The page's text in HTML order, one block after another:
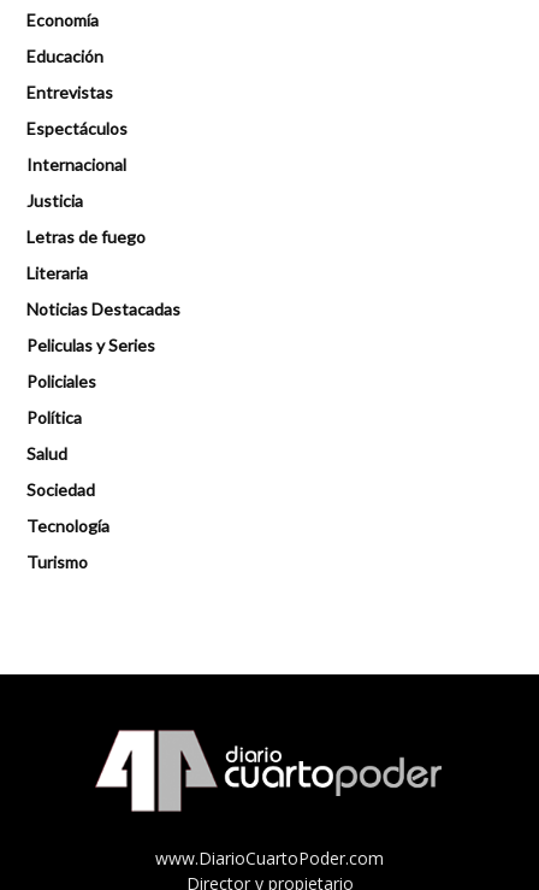
Economía
Educación
Entrevistas
Espectáculos
Internacional
Justicia
Letras de fuego
Literaria
Noticias Destacadas
Peliculas y Series
Policiales
Política
Salud
Sociedad
Tecnología
Turismo
www.DiarioCuartoPoder.com
Director y propietario